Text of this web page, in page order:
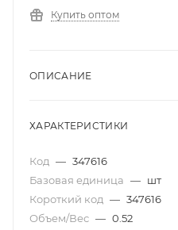
Купить оптом
ОПИСАНИЕ
ХАРАКТЕРИСТИКИ
Код — 347616
Базовая единица — шт
Короткий код — 347616
Объем/Вес — 0.52